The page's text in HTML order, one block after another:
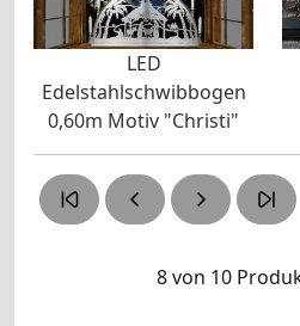
LED
Edelstahlschwibbogen
0,60m Motiv "Christi"
8 von 10